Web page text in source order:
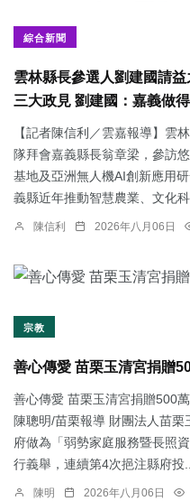
綜合新聞
雲林縣長參選人劉建國請
三大政見 劉建國：嘉義做
【記者陳信利／雲嘉報導】雲
隊拜會嘉義縣長翁章梁，參訪
基地及亞洲無人機AI創新應用
義縣近年推動智慧農業、文化
陳信利 2026年八月06日
宗教
善心傳愛 苗栗玉清宮捐贈
善心傳愛 苗栗玉清宮捐贈500
陳聰明/苗栗報導 財團法人苗
府做為「弱勢家庭服務暨長照
行義舉，連續第4次挹注縣府投
陳明 2026年八月06日